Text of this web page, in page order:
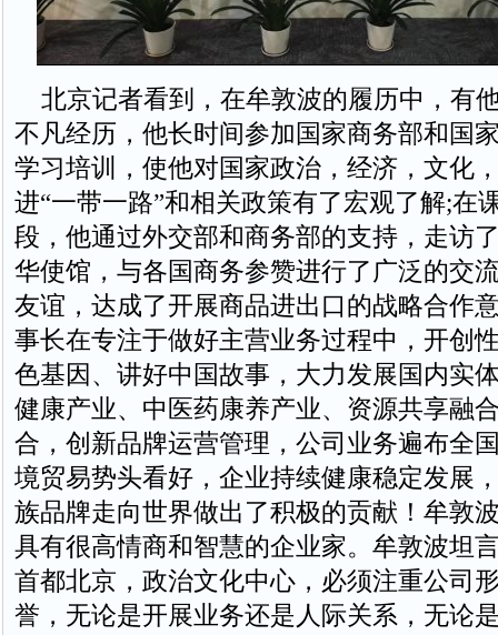
北京记者看到，在牟敦波的履历中，有
不凡经历，他长时间参加国家商务部和国
学习培训，使他对国家政治，经济，文化
进“一带一路”和相关政策有了宏观了解;在
段，他通过外交部和商务部的支持，走访
华使馆，与各国商务参赞进行了广泛的交
友谊，达成了开展商品进出口的战略合作
事长在专注于做好主营业务过程中，开创
色基因、讲好中国故事，大力发展国内实
健康产业、中医药康养产业、资源共享融
合，创新品牌运营管理，公司业务遍布全
境贸易势头看好，企业持续健康稳定发展
族品牌走向世界做出了积极的贡献！牟敦
具有很高情商和智慧的企业家。牟敦波坦
首都北京，政治文化中心，必须注重公司
誉，无论是开展业务还是人际关系，无论